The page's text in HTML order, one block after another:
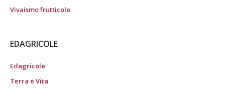
Vivaismo frutticolo
EDAGRICOLE
Edagricole
Terra e Vita